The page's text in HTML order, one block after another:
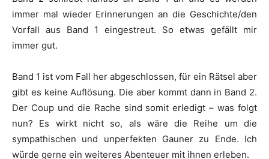
immer mal wieder Erinnerungen an die Geschichte/den
Vorfall aus Band 1 eingestreut. So etwas gefällt mir
immer gut.
Band 1 ist vom Fall her abgeschlossen, für ein Rätsel aber
gibt es keine Auflösung. Die aber kommt dann in Band 2.
Der Coup und die Rache sind somit erledigt – was folgt
nun? Es wirkt nicht so, als wäre die Reihe um die
sympathischen und unperfekten Gauner zu Ende. Ich
würde gerne ein weiteres Abenteuer mit ihnen erleben.